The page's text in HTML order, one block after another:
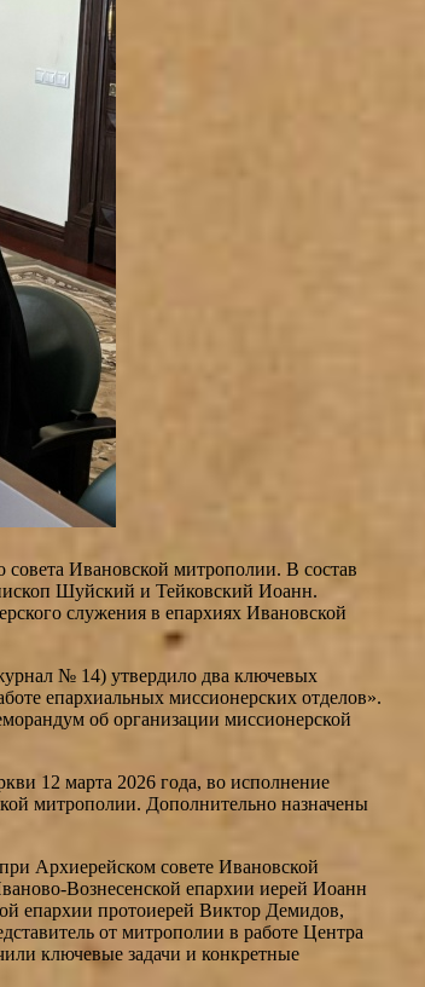
Ивановской митрополии. В состав
Шуйский и Тейковский Иоанн.
служения в епархиях Ивановской
№ 14) утвердило два ключевых
епархиальных миссионерских отделов».
об организации миссионерской
12 марта 2026 года, во исполнение
митрополии. Дополнительно назначены
Архиерейском совете Ивановской
Вознесенской епархии иерей Иоанн
епархии протоиерей Виктор Демидов,
от митрополии в работе Центра
ключевые задачи и конкретные